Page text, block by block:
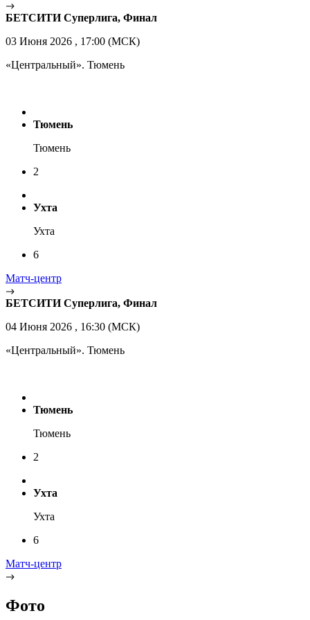
БЕТСИТИ Суперлига, Финал
03 Июня 2026 , 17:00 (МСК)
«Центральный». Тюмень
Тюмень
Тюмень
2
Ухта
Ухта
6
Матч-центр
БЕТСИТИ Суперлига, Финал
04 Июня 2026 , 16:30 (МСК)
«Центральный». Тюмень
Тюмень
Тюмень
2
Ухта
Ухта
6
Матч-центр
Фото